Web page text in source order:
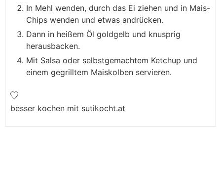
In Mehl wenden, durch das Ei ziehen und in Mais-
Chips wenden und etwas andrücken.
Dann in heißem Öl goldgelb und knusprig
herausbacken.
Mit Salsa oder selbstgemachtem Ketchup und
einem gegrilltem Maiskolben servieren.
besser kochen mit sutikocht.at